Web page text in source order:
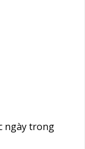
ngày trong